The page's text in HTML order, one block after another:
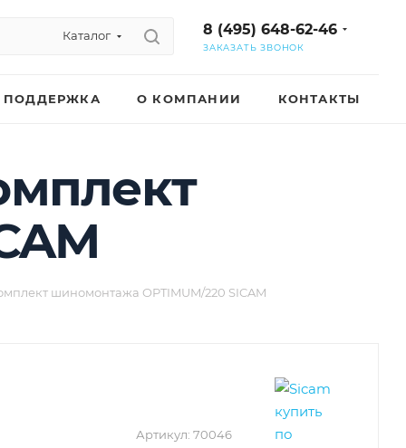
Каталог 8 (495) 648-62-46
ЗАКАЗАТЬ ЗВОНОК
ПОДДЕРЖКА О КОМПАНИИ КОНТАКТЫ
шиномонтажа OPTIMUM/220 SICAM
Артикул: 70046